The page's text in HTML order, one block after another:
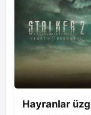
Hayranlar